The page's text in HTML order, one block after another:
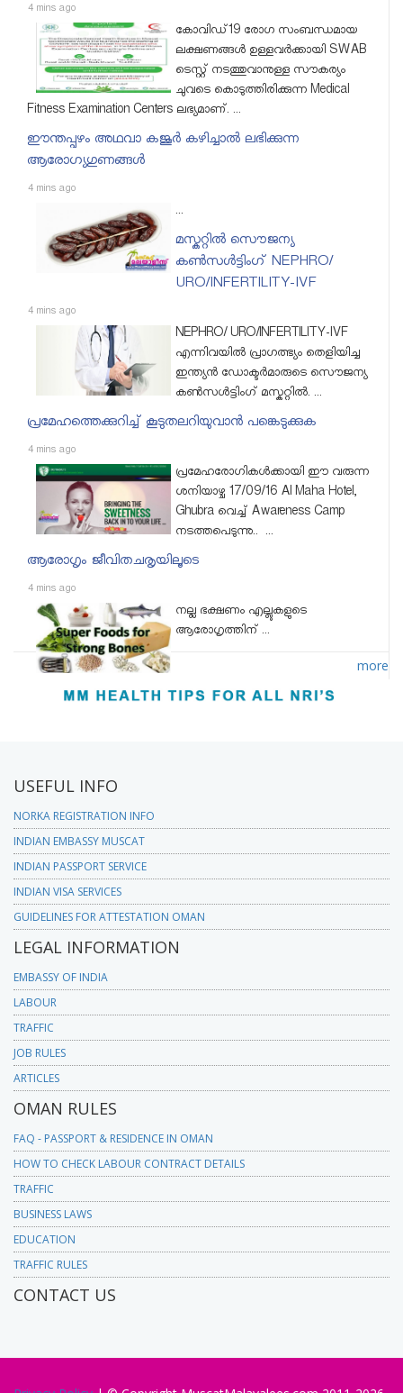
4 mins ago
കോവിഡ്19 രോഗ സംബന്ധമായ
ലക്ഷണങ്ങൾ ഉള്ളവർക്കായി SWAB
ടെസ്റ്റ്‌ നടത്തുവാനുള്ള സൗകര്യം
ചുവടെ കൊടുത്തിരിക്കുന്ന Medical
Fitness Examination Centers ലഭ്യമാണ്. ...
ഈന്തപ്പഴം അഥവാ കജൂര്‍ കഴിച്ചാല്‍ ലഭിക്കുന്ന
ആരോഗ്യഗുണങ്ങൾ
4 mins ago
...
മസ്കറ്റില്‍ സൌജന്യ
കണ്‍സള്‍ട്ടിംഗ് NEPHRO/
URO/INFERTILITY-IVF
4 mins ago
NEPHRO/ URO/INFERTILITY-IVF
എന്നിവയില്‍ പ്രാഗത്ഭ്യം തെളിയിച്ച
ഇന്ത്യന്‍ ഡോക്ടര്‍മാരുടെ സൌജന്യ
കണ്‍സള്‍ട്ടിംഗ് മസ്കറ്റില്‍. ...
പ്രമേഹത്തെക്കുറിച്ച് കൂടുതലറിയുവാന്‍ പങ്കെടുക്കുക
4 mins ago
പ്രമേഹരോഗികള്‍ക്കായി ഈ വരുന്ന
ശനിയാഴ്ച 17/09/16 Al Maha Hotel,
Ghubra വെച്ച് Awareness Camp
നടത്തപെടുന്നു.. ...
ആരോഗൃം ജീവിതചരൃയിലൂടെ
4 mins ago
നല്ല ഭക്ഷണം എല്ലുകളുടെ
ആരോഗൃത്തിന് ...
more
USEFUL INFO
NORKA REGISTRATION INFO
INDIAN EMBASSY MUSCAT
INDIAN PASSPORT SERVICE
INDIAN VISA SERVICES
GUIDELINES FOR ATTESTATION OMAN
LEGAL INFORMATION
EMBASSY OF INDIA
LABOUR
TRAFFIC
JOB RULES
ARTICLES
OMAN RULES
FAQ - PASSPORT & RESIDENCE IN OMAN
HOW TO CHECK LABOUR CONTRACT DETAILS
TRAFFIC
BUSINESS LAWS
EDUCATION
TRAFFIC RULES
CONTACT US